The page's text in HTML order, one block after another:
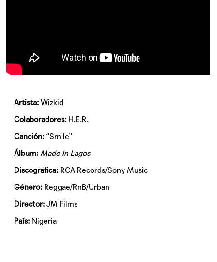
Artista: Wizkid
Colaboradores: H.E.R.
Canción: “Smile”
Álbum: Made In Lagos
Discográfica: RCA Records/Sony Music
Género: Reggae/RnB/Urban
Director: JM Films
País: Nigeria